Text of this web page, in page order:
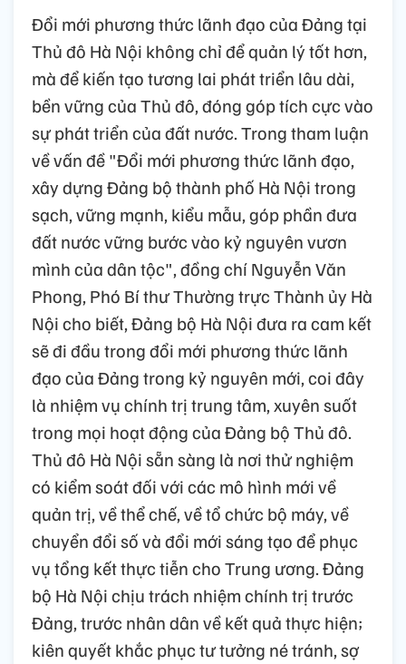
Đổi mới phương thức lãnh đạo của Đảng tại
Thủ đô Hà Nội không chỉ để quản lý tốt hơn,
mà để kiến tạo tương lai phát triển lâu dài,
bền vững của Thủ đô, đóng góp tích cực vào
sự phát triển của đất nước. Trong tham luận
về vấn đề "Đổi mới phương thức lãnh đạo,
xây dựng Đảng bộ thành phố Hà Nội trong
sạch, vững mạnh, kiểu mẫu, góp phần đưa
đất nước vững bước vào kỷ nguyên vươn
mình của dân tộc", đồng chí Nguyễn Văn
Phong, Phó Bí thư Thường trực Thành ủy Hà
Nội cho biết, Đảng bộ Hà Nội đưa ra cam kết
sẽ đi đầu trong đổi mới phương thức lãnh
đạo của Đảng trong kỷ nguyên mới, coi đây
là nhiệm vụ chính trị trung tâm, xuyên suốt
trong mọi hoạt động của Đảng bộ Thủ đô.
Thủ đô Hà Nội sẵn sàng là nơi thử nghiệm
có kiểm soát đối với các mô hình mới về
quản trị, về thể chế, về tổ chức bộ máy, về
chuyển đổi số và đổi mới sáng tạo để phục
vụ tổng kết thực tiễn cho Trung ương. Đảng
bộ Hà Nội chịu trách nhiệm chính trị trước
Đảng, trước nhân dân về kết quả thực hiện;
kiên quyết khắc phục tư tưởng né tránh, sợ